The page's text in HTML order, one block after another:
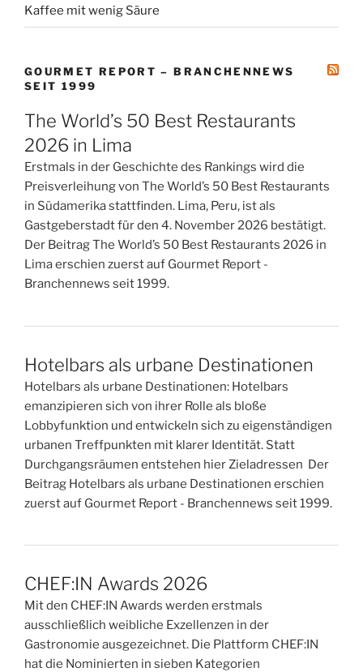
Kaffee mit wenig Säure
GOURMET REPORT – BRANCHENNEWS
SEIT 1999
The World’s 50 Best Restaurants
2026 in Lima
Erstmals in der Geschichte des Rankings wird die
Preisverleihung von The World’s 50 Best Restaurants
in Südamerika stattfinden. Lima, Peru, ist als
Gastgeberstadt für den 4. November 2026 bestätigt.
Der Beitrag The World’s 50 Best Restaurants 2026 in
Lima erschien zuerst auf Gourmet Report -
Branchennews seit 1999.
Hotelbars als urbane Destinationen
Hotelbars als urbane Destinationen: Hotelbars
emanzipieren sich von ihrer Rolle als bloße
Lobbyfunktion und entwickeln sich zu eigenständigen
urbanen Treffpunkten mit klarer Identität. Statt
Durchgangsräumen entstehen hier Zieladressen Der
Beitrag Hotelbars als urbane Destinationen erschien
zuerst auf Gourmet Report - Branchennews seit 1999.
CHEF:IN Awards 2026
Mit den CHEF:IN Awards werden erstmals
ausschließlich weibliche Exzellenzen in der
Gastronomie ausgezeichnet. Die Plattform CHEF:IN
hat die Nominierten in sieben Kategorien